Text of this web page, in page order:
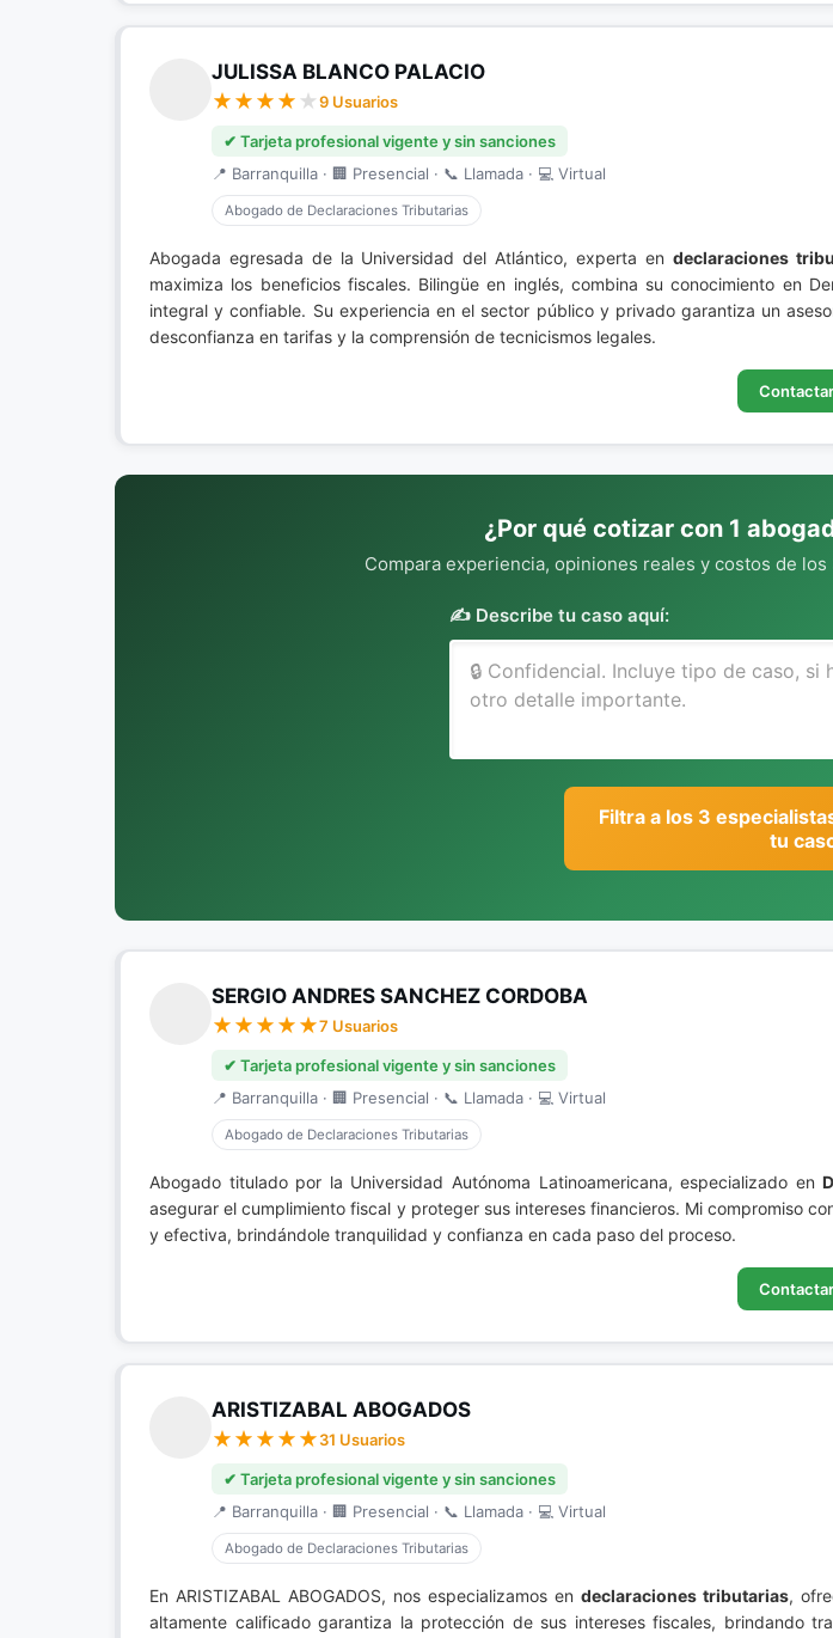
JULISSA BLANCO PALACIO
9 Usuarios
✔ Tarjeta profesional vigente y sin sanciones
📍 Barranquilla · 🏢 Presencial · 📞 Llamada · 💻 Virtual
Abogado de Declaraciones Tributarias
Abogada egresada de la Universidad del Atlántico, experta en declaraciones
maximiza los beneficios fiscales. Bilingüe en inglés, combina su conocimiento en
integral y confiable. Su experiencia en el sector público y privado garantiza un
desconfianza en tarifas y la comprensión de tecnicismos legales.
Contactar
¿Por qué cotizar con 1
Compara experiencia, opiniones reales y costos de
✍️ Describe tu caso aquí:
Filtra a los 3
tu
SERGIO ANDRES SANCHEZ CORDOBA
7 Usuarios
✔ Tarjeta profesional vigente y sin sanciones
📍 Barranquilla · 🏢 Presencial · 📞 Llamada · 💻 Virtual
Abogado de Declaraciones Tributarias
Abogado titulado por la Universidad Autónoma Latinoamericana, especializado en
asegurar el cumplimiento fiscal y proteger sus intereses financieros. Mi compromiso
y efectiva, brindándole tranquilidad y confianza en cada paso del proceso.
Contactar
ARISTIZABAL ABOGADOS
31 Usuarios
✔ Tarjeta profesional vigente y sin sanciones
📍 Barranquilla · 🏢 Presencial · 📞 Llamada · 💻 Virtual
Abogado de Declaraciones Tributarias
En ARISTIZABAL ABOGADOS, nos especializamos en declaraciones tributarias,
altamente calificado garantiza la protección de sus intereses fiscales, brindando